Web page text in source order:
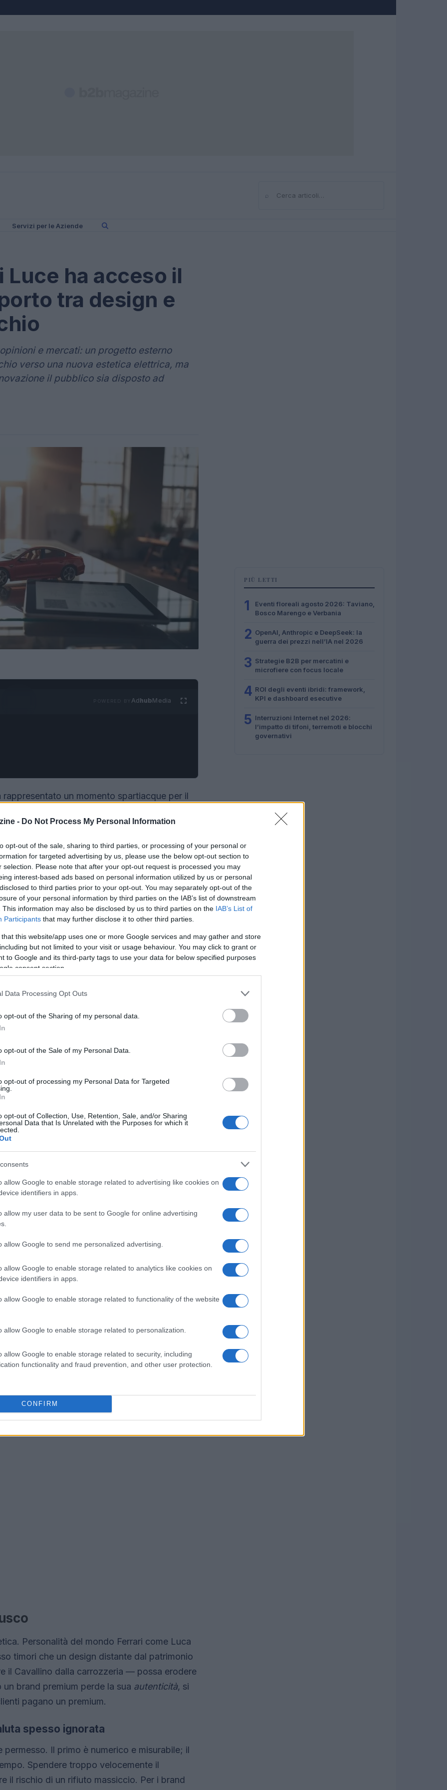
- Do Not Process My Personal Information
opt-out of the sale, sharing to third parties, or processing of your personal or
for targeted advertising by us, please use the below opt-out section to
selection. Please note that after your opt-out request is processed you may
interest-based ads based on personal information utilized by us or personal
to third parties prior to your opt-out. You may separately opt-out of the
of your personal information by third parties on the IAB’s list of downstream
This information may also be disclosed by us to third parties on the IAB’s List of
Participants that may further disclose it to other third parties.
that this website/app uses one or more Google services and may gather and store
but not limited to your visit or usage behaviour. You may click to grant or
to Google and its third-party tags to use your data for below specified purposes
consent section.
Data Processing Opt Outs
opt-out of the Sharing of my personal data.
opt-out of the Sale of my Personal Data.
opt-out of processing my Personal Data for Targeted
opt-out of Collection, Use, Retention, Sale, and/or Sharing
Data that Is Unrelated with the Purposes for which it
allow Google to enable storage related to advertising like cookies on
identifiers in apps.
allow my user data to be sent to Google for online advertising
allow Google to send me personalized advertising.
allow Google to enable storage related to analytics like cookies on
identifiers in apps.
allow Google to enable storage related to functionality of the website
allow Google to enable storage related to personalization.
allow Google to enable storage related to security, including
functionality and fraud prevention, and other user protection.
CONFIRM
⌕Cerca
Servizi per le Aziende
Luce ha acceso il
tra design e
e mercati: un progetto esterno
verso una nuova estetica elettrica, ma
il pubblico sia disposto ad
AdhubMedia
rappresentato un momento spartiacque per il
tratto estetico radicalmente diverso,
LoveFromdi Jony Ive e Marc Newson, che
una reazione negativa sui mercati finanziari il
si tratta di una questione più
percezione storica del brand
disruptive funzionano e quando, al
e appassionati.
pratica, spesso richiamata con l’acronimo
), che suggerisce come l’innovazione debba
La vicenda Jaguar del dicembre 2026,
risultare disorientante comunicare un futuro
intermedi. Ferrari ha scelto un percorso
una forma nuova e provocatoria. Il
ammirazione, scetticismo e apertura
dirompenti mantenendo un nucleo
propria identità e attrarre nuovi clienti. L’uso
avanzate e una comunicazione che lega
una novità credibile. Un esempio
l’estetica è rimasta familiare, ma
progressivamente.
Personalità del mondo Ferrari come Luca
timori che un design distante dal patrimonio
il Cavallino dalla carrozzeria — possa erodere
brand premium perde la sua autenticità, si
pagano un premium.
spesso ignorata
Il primo è numerico e misurabile; il
Spendere troppo velocemente il
il rischio di un rifiuto massiccio. Per i brand
PIÙ LETTI
1
Eventi floreali agosto 2026: Taviano,
Bosco Marengo e Verbania
2 OpenAI, Anthropic e DeepSeek: la
guerra dei prezzi nell’IA nel 2026
3 Strategie B2B per mercatini e
microfiere con focus locale
4 ROI degli eventi ibridi: framework,
KPI e dashboard esecutive
5 Interruzioni Internet nel 2026:
l’impatto di tifoni, terremoti e blocchi
governativi